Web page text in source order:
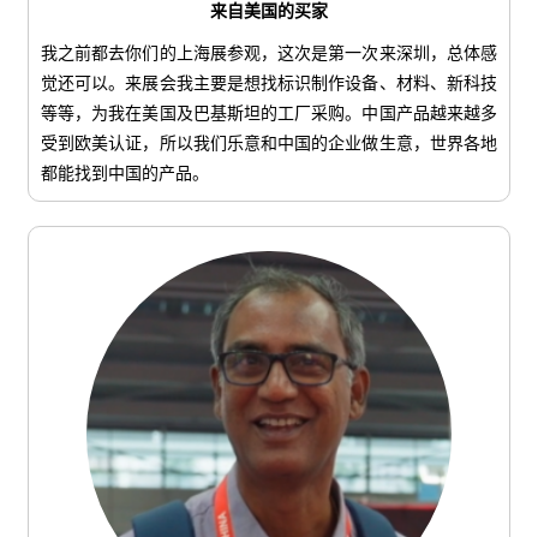
来自美国的买家
我之前都去你们的上海展参观，这次是第一次来深圳，总体感
觉还可以。来展会我主要是想找标识制作设备、材料、新科技
等等，为我在美国及巴基斯坦的工厂采购。中国产品越来越多
受到欧美认证，所以我们乐意和中国的企业做生意，世界各地
都能找到中国的产品。